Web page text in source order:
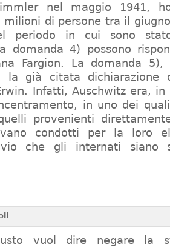
nel maggio 1941,
milioni di persone tra il
periodo in cui sono
domanda 4) possono
Fargion. La domanda
la già citata dichiarazione
Infatti, Auschwitz era,
in uno dei
provenienti
condotti per la loro
che gli internati siano
vuol dire negare la